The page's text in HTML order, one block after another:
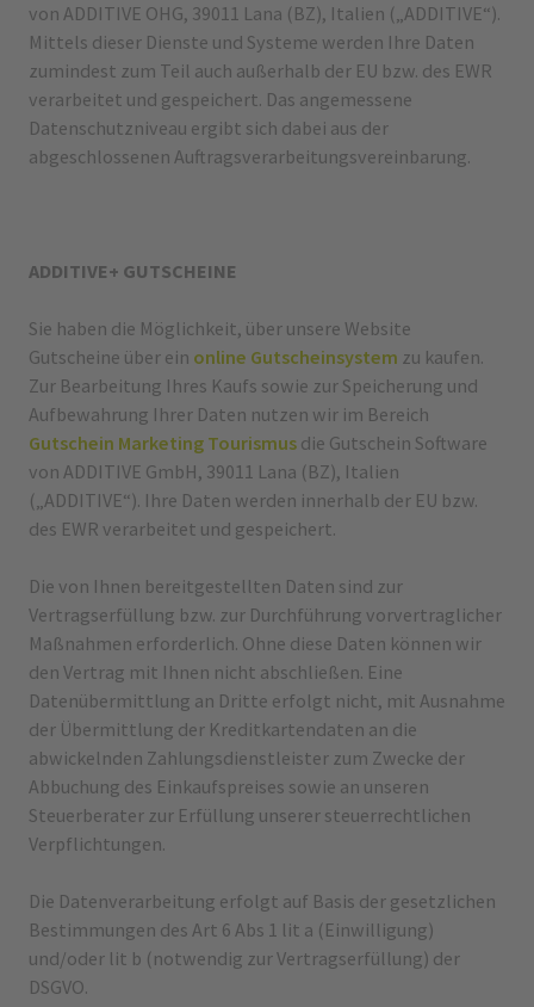
von ADDITIVE OHG, 39011 Lana (BZ), Italien („ADDITIVE“).
Mittels dieser Dienste und Systeme werden Ihre Daten
zumindest zum Teil auch außerhalb der EU bzw. des EWR
verarbeitet und gespeichert. Das angemessene
Datenschutzniveau ergibt sich dabei aus der
abgeschlossenen Auftragsverarbeitungsvereinbarung.
ADDITIVE+ GUTSCHEINE
Sie haben die Möglichkeit, über unsere Website
Gutscheine über ein online Gutscheinsystem zu kaufen.
Zur Bearbeitung Ihres Kaufs sowie zur Speicherung und
Aufbewahrung Ihrer Daten nutzen wir im Bereich
Gutschein MarketingTourismusdie Gutschein Software
von ADDITIVE GmbH, 39011 Lana (BZ), Italien
(„ADDITIVE“). Ihre Daten werden innerhalb der EU bzw.
des EWR verarbeitet und gespeichert.
Die von Ihnen bereitgestellten Daten sind zur
Vertragserfüllung bzw. zur Durchführung vorvertraglicher
Maßnahmen erforderlich. Ohne diese Daten können wir
den Vertrag mit Ihnen nicht abschließen. Eine
Datenübermittlung an Dritte erfolgt nicht, mit Ausnahme
der Übermittlung der Kreditkartendaten an die
abwickelnden Zahlungsdienstleister zum Zwecke der
Abbuchung des Einkaufspreises sowie an unseren
Steuerberater zur Erfüllung unserer steuerrechtlichen
Verpflichtungen.
Die Datenverarbeitung erfolgt auf Basis der gesetzlichen
Bestimmungen des Art 6 Abs 1 lit a (Einwilligung)
und/oder lit b (notwendig zur Vertragserfüllung) der
DSGVO.